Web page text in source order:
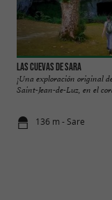
Las Cuevas de Sara
¡Una exploración original
Saint-Jean-de-Luz, en el
136 m - Sare